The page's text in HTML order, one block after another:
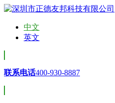
中文
英文
联系电话400-930-8887